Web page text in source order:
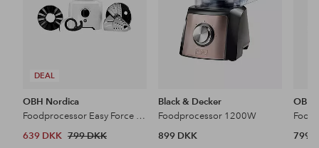
DEAL
OBH Nordica
Foodprocessor Easy Force Food Processor FO2441S0
639 DKK 799 DKK
Black & Decker
Foodprocessor 1200W
899 DKK
OBH
799